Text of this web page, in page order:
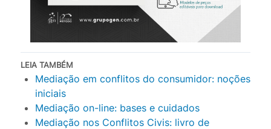
LEIA TAMBÉM
Mediação em conflitos do consumidor: noções
iniciais
Mediação on-line: bases e cuidados
Mediação nos Conflitos Civis: livro de